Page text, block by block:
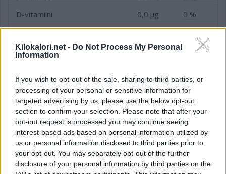
Kilokalori.net - Do Not Process My Personal
Information
If you wish to opt-out of the sale, sharing to third parties, or
processing of your personal or sensitive information for
targeted advertising by us, please use the below opt-out
section to confirm your selection. Please note that after your
opt-out request is processed you may continue seeing
interest-based ads based on personal information utilized by
us or personal information disclosed to third parties prior to
your opt-out. You may separately opt-out of the further
disclosure of your personal information by third parties on the
D-vitamiini
0,0 µg
0 %
Folaatti (B9-vitamiini)
0,4 µg
Kivennäis- ja hivenaineet
Kivennäis- tai hivenaine
Tavoite
Fosfori (P)
17,0 mg 3 %